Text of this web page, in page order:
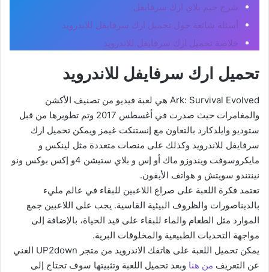
شرح جيم بلاي ارك سرفايفل
أسئلة شائعة حول تحميل ارك سرفايفل للاندرويد
خلاصة تحميل ارك سرفايفل للاندرويد
تحميل ارك سرفايفل للاندرويد
Ark: Survival Evolved هي لعبة فيديو من تصنيف الأكشن
والمغامرات حيث صدرت في أغسطس 2017 وتم تطويرها من قبل
ستوديو وايلدكارد بالتعاون مع إنستنكت غيمز ويمكن تحميل ارك
سرفايفل للاندرويد وكذلك على منصات متعددة مثل لينكس و
مايكروسوفت ويندوزو ماك أو إس و بلاي ستيشن 4و إكس بوكس ونو
نينتندو سويتش و هواتف الأيفون.
تعتمد فكرة اللعبة على صراع اللاعبين للبقاء في عالم مليء
بالديناصورات والظروف البيئية القاسية. يجب على اللاعبين جمع
الموارد مثل الطعام والماء للبقاء على قيد الحياة، بالإضافة إلى
مواجهة التحديات الطبيعية والمخلوقات البرية.
يمكن تحميل اللعبة على هاتفك الاندرويد من متجر UP2down الغني
عن التعريف من هنا وبعد تحميل اللعبة وتثبيتها سوف تحتاج إلى